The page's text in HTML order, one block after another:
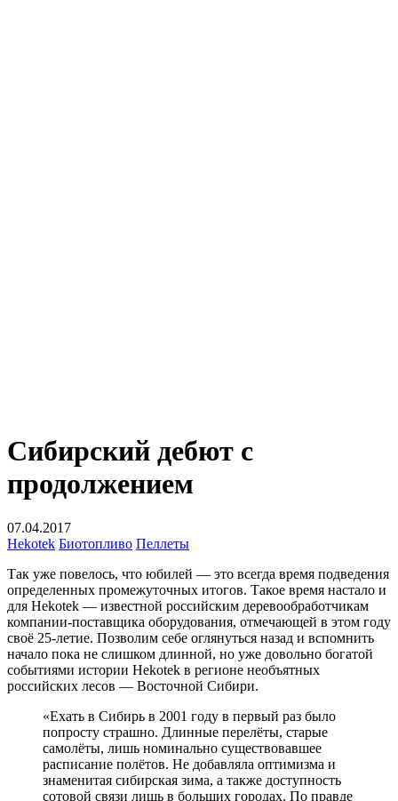
Сибирский дебют с
продолжением
07.04.2017
Hekotek Биотопливо Пеллеты
Так уже повелось, что юбилей — это всегда время подведения
определенных промежуточных итогов. Такое время настало и
для Hekotek — известной российским деревообработчикам
компании-поставщика оборудования, отмечающей в этом году
своё 25-летие. Позволим себе оглянуться назад и вспомнить
начало пока не слишком длинной, но уже довольно богатой
событиями истории Hekotek в регионе необъятных
российских лесов — Восточной Сибири.
«Ехать в Сибирь в 2001 году в первый раз было
попросту страшно. Длинные перелёты, старые
самолёты, лишь номинально существовавшее
расписание полётов. Не добавляла оптимизма и
знаменитая сибирская зима, а также доступность
сотовой связи лишь в больших городах. По правде